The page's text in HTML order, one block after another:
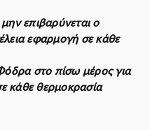
επιβαρύνεται ο
εφαρμογή σε κάθε
στο πίσω μέρος για
κάθε θερμοκρασία